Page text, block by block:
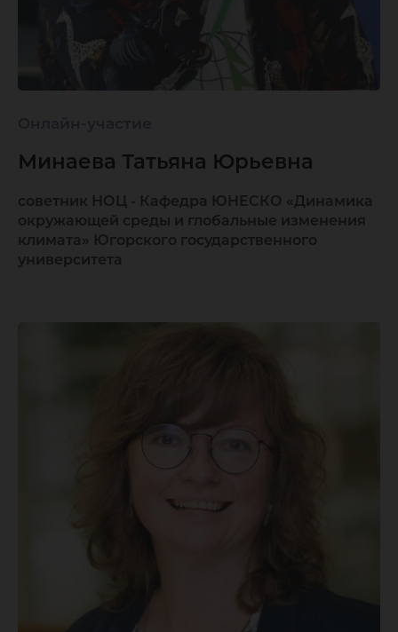
Минаева Татьяна Юрьевна
советник НОЦ - Кафедра ЮНЕСКО «Динамика
окружающей среды и глобальные изменения
климата» Югорского государственного
университета